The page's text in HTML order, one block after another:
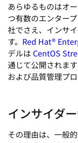
あらゆるものはオ
つ有数のエンタープ
社でさえ、インサ
す。 Red Hat®
デルは CentOS
通じて公開されま
および品質管理プ
インサイダ
その理由は、一般